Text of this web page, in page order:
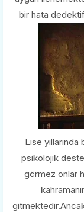
bir hata
Lise
psikolojik
görmez onlar